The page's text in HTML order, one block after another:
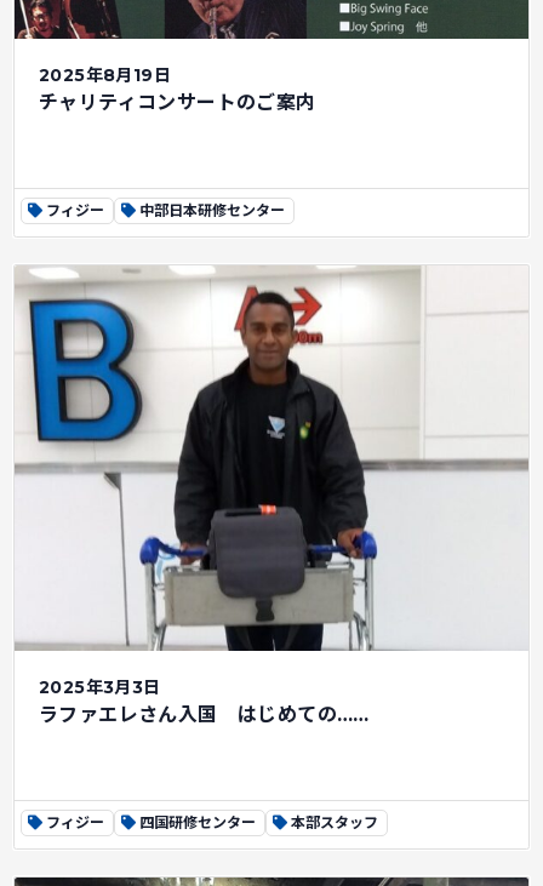
2025年8月19日
チャリティコンサートのご案内
フィジー 中部日本研修センター
2025年3月3日
ラファエレさん入国 はじめての……
フィジー 四国研修センター 本部スタッフ